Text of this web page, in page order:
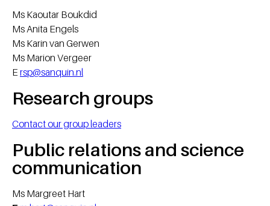
Ms Kaoutar Boukdid
Ms Anita Engels
Ms Karin van Gerwen
Ms Marion Vergeer
E rsp@sanquin.nl
Research groups
Contact our group leaders
Public relations and science
communication
Ms Margreet Hart